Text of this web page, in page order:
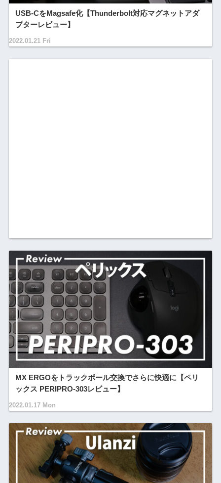
2022.01.21 Fri
USB-CをMagsafe化【Thunderbolt対応マグネットアダ
プターレビュー】
2022.01.17 Mon
MX ERGOをトラックボール交換でさらに快適に【ペリ
ックス PERIPRO-303レビュー】